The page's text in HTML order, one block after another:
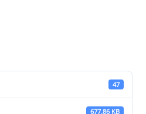
47
677.86 KB